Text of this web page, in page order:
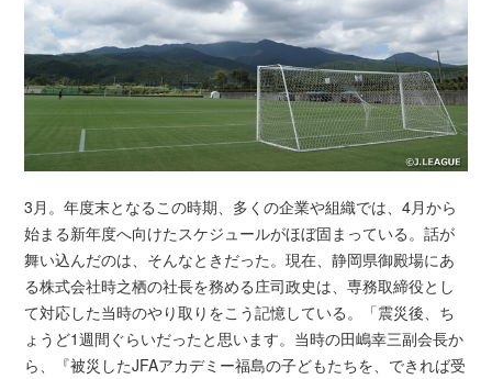
3月。年度末となるこの時期、多くの企業や組織では、4月から
始まる新年度へ向けたスケジュールがほぼ固まっている。話が
舞い込んだのは、そんなときだった。現在、静岡県御殿場にあ
る株式会社時之栖の社長を務める庄司政史は、専務取締役とし
て対応した当時のやり取りをこう記憶している。「震災後、ち
ょうど1週間ぐらいだったと思います。当時の田嶋幸三副会長か
ら、『被災したJFAアカデミー福島の子どもたちを、できれば受